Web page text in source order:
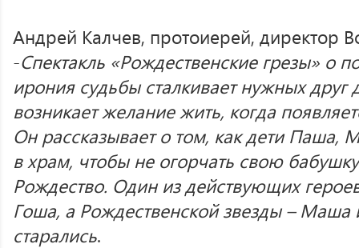
Андрей Калчев, протоиерей, директор
-Спектакль «Рождественские грезы» о
ирония судьбы сталкивает нужных друг
возникает желание жить, когда
Он рассказывает о том, как дети Паша,
в храм, чтобы не огорчать свою
Рождество. Один из действующих
Гоша, а Рождественской звезды – Маша
старались.